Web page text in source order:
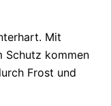
Mit
Schutz kommen
Frost und